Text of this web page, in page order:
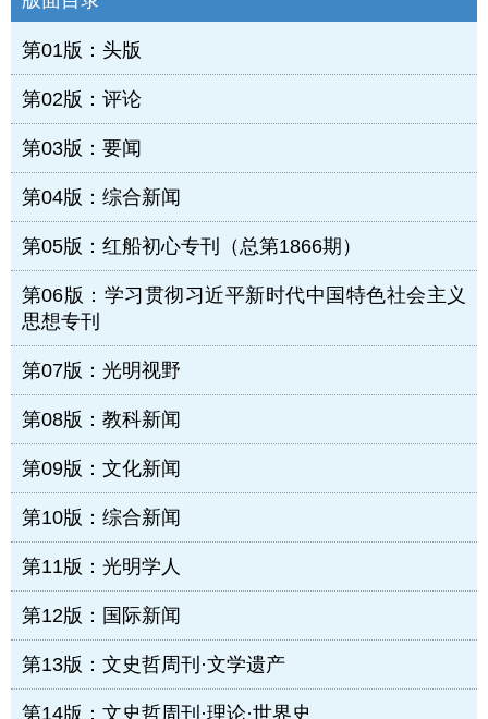
第01版：头版
第02版：评论
第03版：要闻
第04版：综合新闻
第05版：红船初心专刊（总第1866期）
第06版：学习贯彻习近平新时代中国特色社会主义
思想专刊
第07版：光明视野
第08版：教科新闻
第09版：文化新闻
第10版：综合新闻
第11版：光明学人
第12版：国际新闻
第13版：文史哲周刊·文学遗产
第14版：文史哲周刊·理论·世界史